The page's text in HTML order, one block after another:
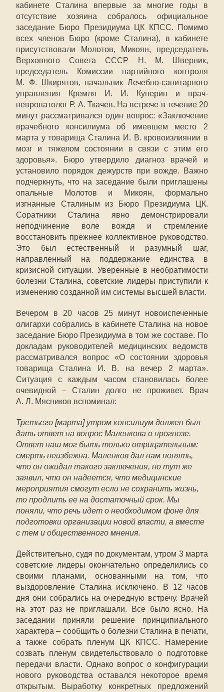
кабинете Сталина впервые за многие годы в
отсутствие хозяина собралось официальное
заседание Бюро Президиума ЦК КПСС. Помимо
всех членов Бюро (кроме Сталина), в кабинете
присутствовали Молотов, Микоян, председатель
Верховного Совета СССР Н. М. Шверник,
председатель Комиссии партийного контроля
М. Ф. Шкирятов, начальник Лечебно-санитарного
управления Кремля И. И. Куперин и врач-
невропатолог Р. А. Ткачев. На встрече в течение 20
минут рассматривался один вопрос: «Заключение
врачебного консилиума об имевшем место 2
марта у товарища Сталина И. В. кровоизлиянии в
мозг и тяжелом состоянии в связи с этим его
здоровья». Бюро утвердило диагноз врачей и
установило порядок дежурств при вожде. Важно
подчеркнуть, что на заседание были приглашены
опальные Молотов и Микоян, формально
изгнанные Сталиным из Бюро Президиума ЦК.
Соратники Сталина явно демонстрировали
неподчинение воле вождя и стремление
восстановить прежнее коллективное руководство.
Это был естественный и разумный шаг,
направленный на поддержание единства в
кризисной ситуации. Уверенные в необратимости
болезни Сталина, советские лидеры приступили к
изменению созданной им системы высшей власти.
Вечером в 20 часов 25 минут новоиспеченные
олигархи собрались в кабинете Сталина на новое
заседание Бюро Президиума в том же составе. По
докладам руководителей медицинских ведомств
рассматривался вопрос «О состоянии здоровья
товарища Сталина И. В. на вечер 2 марта».
Ситуация с каждым часом становилась более
очевидной – Сталин долго не проживет. Врач
А. Л. Мясников вспоминал:
Третьего [марта] утром консилиум должен был
дать ответ на вопрос Маленкова о прогнозе.
Ответ наш мог быть только отрицательным:
смерть неизбежна. Маленков дал нам понять,
что он ожидал такого заключения, но тут же
заявил, что он надеется, что медицинские
мероприятия смогут если не сохранить жизнь,
то продлить ее на достаточный срок. Мы
поняли, что речь идет о необходимом фоне для
подготовки организации новой власти, а вместе
с тем и общественного мнения.
Действительно, судя по документам, утром 3 марта
советские лидеры окончательно определились со
своими планами, основанными на том, что
выздоровление Сталина исключено. В 12 часов
дня они собрались на очередную встречу. Врачей
на этот раз не приглашали. Все было ясно. На
заседании приняли решение принципиального
характера – сообщить о болезни Сталина в печати,
а также собрать пленум ЦК КПСС. Намерение
созвать пленум свидетельствовало о подготовке
передачи власти. Однако вопрос о конфигурации
нового руководства оставался некоторое время
открытым. Выработку конкретных предложений